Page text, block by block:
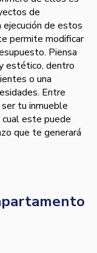
de
de estos
permite modificar
Piensa
estético, dentro
o una
Entre
tu inmueble
este puede
que te generará